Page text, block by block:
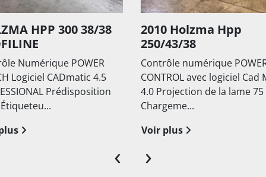
Holzma Hpp
43/38
numérique POWER
avec logiciel Cad Matic
Projection de la lame 75 mm
plus
Woodtech/Nanxing
440
NOUVEAU MACHINE
Numérique Power
le logiciel NX Cut System
l'optimiseur ...
Voir plus
‹ ›